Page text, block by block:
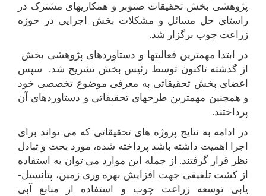
پژوهشی بخش تحقیقات صنوبر و همکاری­های مشترک در
راستای حل مسائل و مشکلات بخش اجرایی در حوزه
زراعت چوب برگزار شد.
در ابتدا مهمترین فعالیت­ها و دستاوردهای پژوهشی بخش
از گذشته تاکنون توسط رئیس بخش تشریح شد. سپس
اعضای بخش تحقیقاتی به معرفی موضوع تخصصی خود
و همچنین مهمترین طرح­های تحقیقاتی و دستاوردهای آن
پرداختند.
در ادامه به نتایج پروژه های تحقیقاتی که می تواند برای
اجرا اهمیت داشته باشد پرداخته شده، مورد بحث و تبادل
نظر قرار گرفتند. از جمله این موارد می توان به استفاده
از کشت تلفیقی جهت افزایش بهره­ وری زمین، پتانسیل­
یابی توسعه زراعت چوب و استفاده از منابع آبی